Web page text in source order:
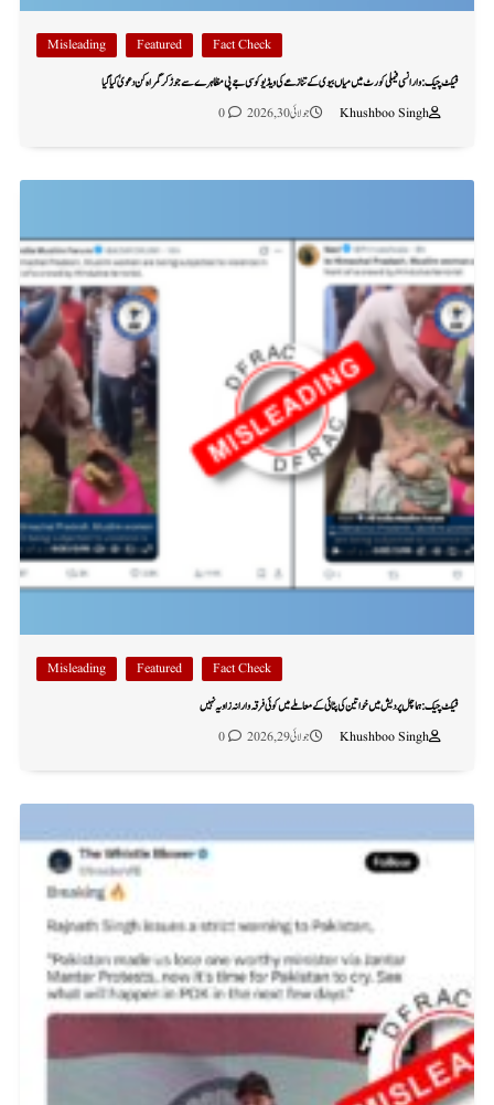
Fact Check
Featured
Misleading
فیکٹ چیک: وارانسی فیملی کورٹ میں میاں بیوی کے تنازعے کی ویڈیو کو سی جے پی مظاہرے سے جوڑ کر گمراہ کن دعویٰ کیا گیا
Khushboo Singh
جولائی 30, 2026 0
Fact Check
Featured
Misleading
فیکٹ چیک: ہماچل پردیش میں خواتین کی پٹائی کے معاملے میں کوئی فرقہ وارانہ زاویہ نہیں
Khushboo Singh
جولائی 29, 2026 0